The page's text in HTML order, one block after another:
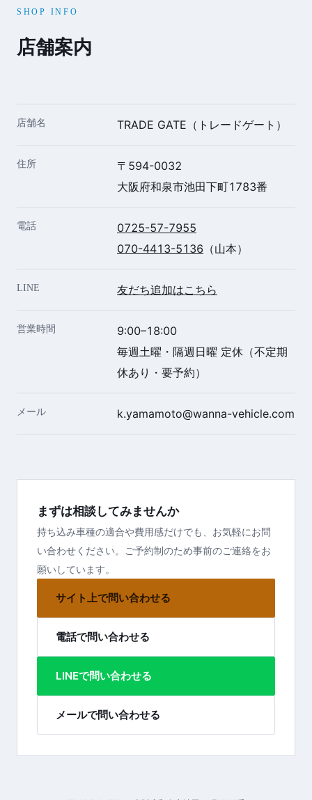
SHOP INFO
店舗案内
店舗名 TRADE GATE（トレードゲート）
住所
〒594-0032
大阪府和泉市池田下町1783番
電話
0725-57-7955
070-4413-5136 （山本）
LINE 友だち追加はこちら
営業時間
9:00–18:00
毎週土曜・隔週日曜 定休（不定期
休あり・要予約）
メール k.yamamoto@wanna-vehicle.com
まずは相談してみませんか
持ち込み車種の適合や費用感だけでも、お気軽にお問
い合わせください。ご予約制のため事前のご連絡をお
願いしています。
サイト上で問い合わせる
電話で問い合わせる
LINEで問い合わせる
メールで問い合わせる